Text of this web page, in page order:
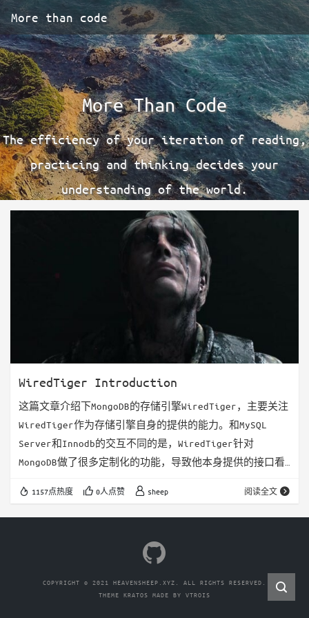
More than code
More Than Code
The efficiency of your iteration of reading,
practicing and thinking decides your
understanding of the world.
WiredTiger Introduction
这篇文章介绍下MongoDB的存储引擎WiredTiger，主要关注
WiredTiger作为存储引擎自身的提供的能力。和MySQL
Server和Innodb的交互不同的是，WiredTiger针对
MongoDB做了很多定制化的功能，导致他本身提供的接口看
MongoDB和WiredTiger交互的逻辑。 因为我看的时间并不
算长，有些也是结合文档一起理解的，不免出现一些错误，
是一个高性能，多核拓展性强…
1157点热度 0人点赞 sheep 阅读全文
COPYRIGHT © 2021 HEAVENSHEEP.XYZ. ALL RIGHTS RESERVED.
THEME KRATOS MADE BY VTROIS